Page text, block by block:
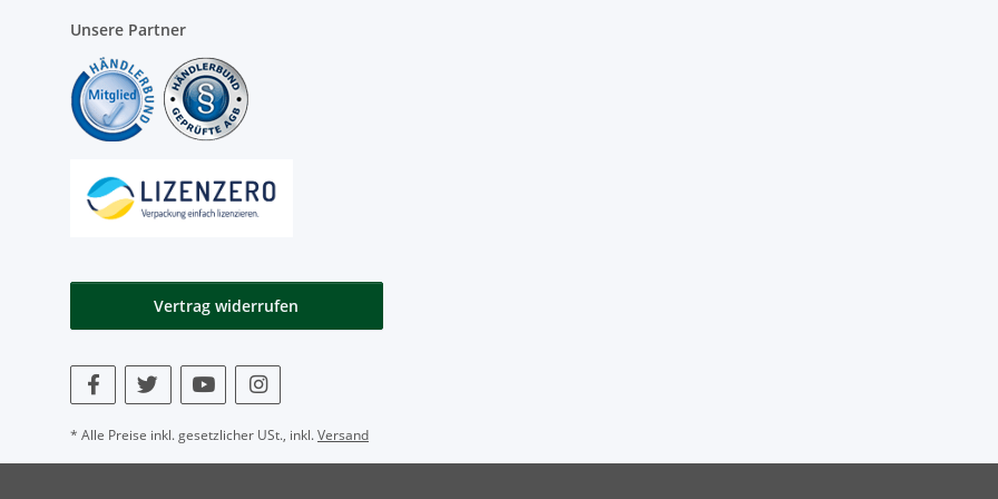
Unsere Partner
Vertrag widerrufen
* Alle Preise inkl. gesetzlicher USt., inkl.Versand